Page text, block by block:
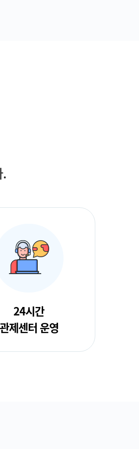
.
24시간
관제센터 운영